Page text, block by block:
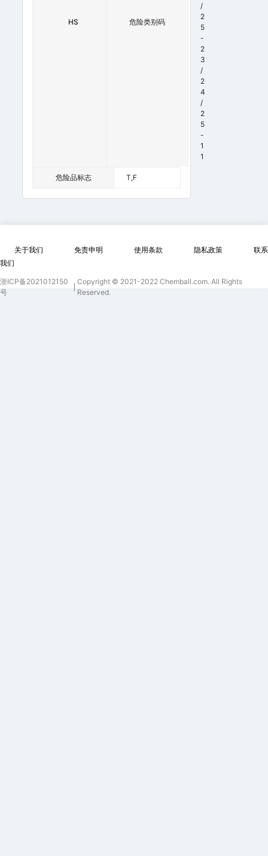
HS
3
危险类别码
/
2
5
-
2
3
/
2
4
/
2
5
-
1
1
危险品标志 T,F
关于我们 免责申明 使用条款 隐私政策
联系
我们
浙ICP备2021012150
号
Copyright © 2021-2022 Chemball.com. All Rights
Reserved.